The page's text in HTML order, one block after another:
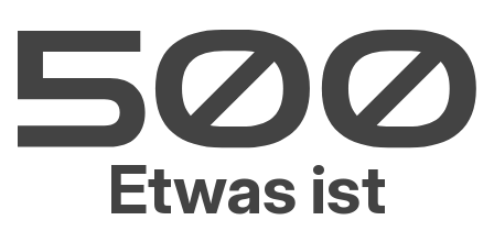
Etwas ist